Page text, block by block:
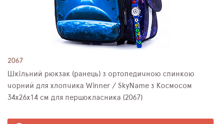
2067
Шкільний рюкзак (ранець) з ортопедичною спинкою
чорний для хлопчика Winner / SkyName з Космосом
34х26х14 см для першокласника (2067)